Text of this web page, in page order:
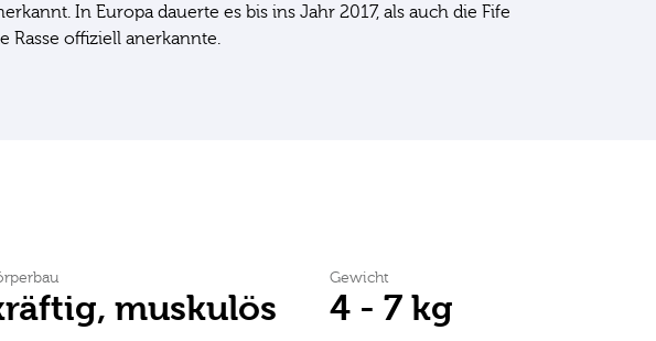
In Europa dauerte es bis ins Jahr 2017, als auch die Fife
Rasse offiziell anerkannte.
muskulös
Gewicht
4 - 7 kg